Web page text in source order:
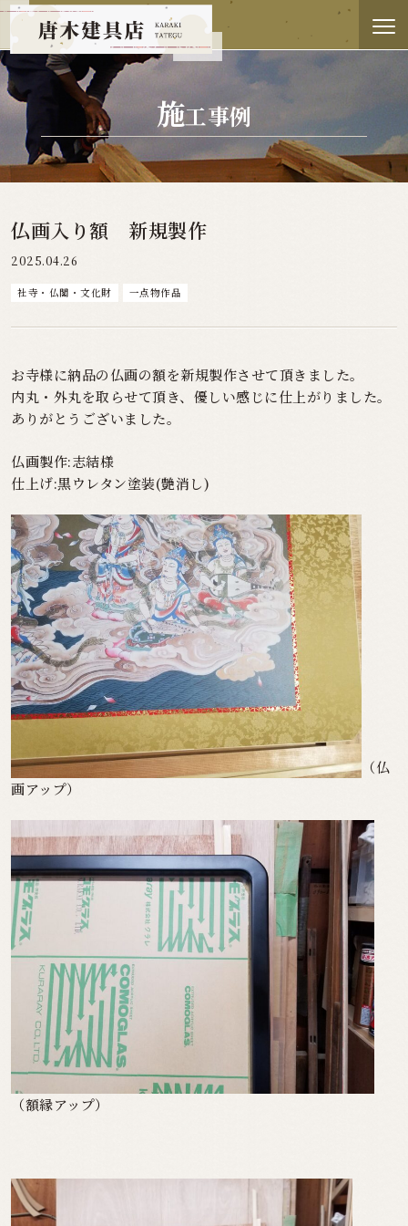
施工事例
仏画入り額 新規製作
2025.04.26
社寺・仏閣・文化財 一点物作品
お寺様に納品の仏画の額を新規製作させて頂きました。
内丸・外丸を取らせて頂き、優しい感じに仕上がりました。
ありがとうございました。
仏画製作:志結様
仕上げ:黒ウレタン塗装(艶消し)
（仏
画アップ）
（額縁アップ）